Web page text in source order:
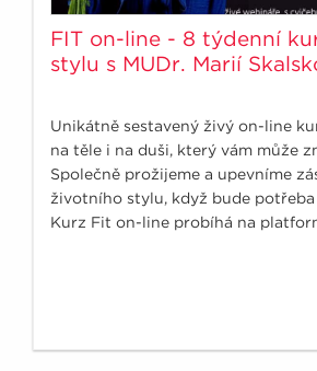
FIT on-line - 8 týdenní
stylu s MUDr. Marií
Unikátně sestavený živý on-line
na těle i na duši, který vám může
Společně prožijeme a upevníme
životního stylu, když bude potřeba
Kurz Fit on-line probíhá na